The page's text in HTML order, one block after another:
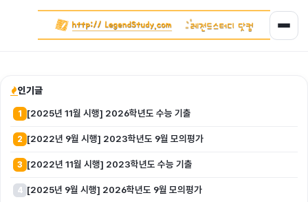
인기글
1 [2025년 11월 시행] 2026학년도 수능 기출
2 [2022년 9월 시행] 2023학년도 9월 모의평가
3 [2022년 11월 시행] 2023학년도 수능 기출
4 [2025년 9월 시행] 2026학년도 9월 모의평가